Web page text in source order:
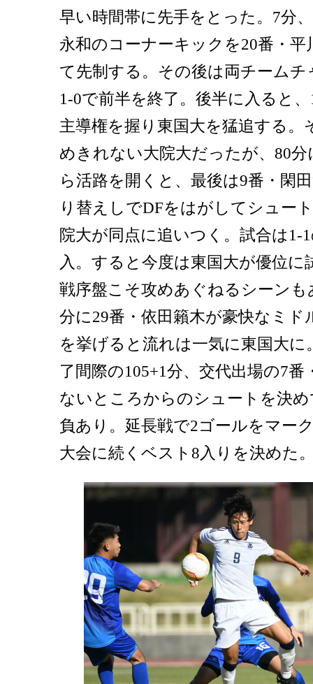
早い時間帯に先手をとった。7分
永和のコーナーキックを20番・
て先制する。その後は両チーム
1-0で前半を終了。後半に入ると
主導権を握り東国大を猛追する。
めきれない大院大だったが、80
ら活路を開くと、最後は9番・閑
り替えしでDFをはがしてシュー
院大が同点に追いつく。試合は1-
入。すると今度は東国大が優位に
戦序盤こそ攻めあぐねるシーンも
分に29番・依田籟木が豪快なミド
を挙げると流れは一気に東国大に
了間際の105+1分、交代出場の7
ないところからのシュートを決
負あり。延長戦で2ゴールをマー
大会に続くベスト8入りを決めた